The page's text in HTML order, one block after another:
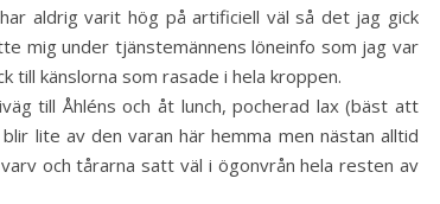
aldrig varit hög på artificiell väl så det jag gick
mig under tjänstemännens löneinfo som jag var
till känslorna som rasade i hela kroppen.
till Åhléns och åt lunch, pocherad lax (bäst att
lite av den varan här hemma men nästan alltid
och tårarna satt väl i ögonvrån hela resten av